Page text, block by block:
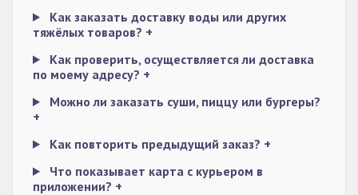
Как заказать доставку воды или других
тяжёлых товаров? +
Как проверить, осуществляется ли доставка
по моему адресу? +
Можно ли заказать суши, пиццу или бургеры?
+
Как повторить предыдущий заказ? +
Что показывает карта с курьером в
приложении? +